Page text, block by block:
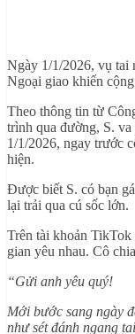
Ngày 1/1/2026, vụ tai
Ngoại giao khiến
Theo thông tin từ
trình qua đường, S.
1/1/2026, ngay trước
hiện.
Được biết S. có bạn
lại trải qua cú sốc lớn.
Trên tài khoản TikTok
gian yêu nhau. Cô
“Gửi anh yêu quý!
Mới bước sang ngày
như sét đánh ngang